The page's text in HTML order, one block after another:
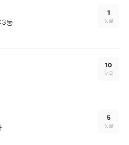
3동
1
댓글
10
댓글
5
댓글